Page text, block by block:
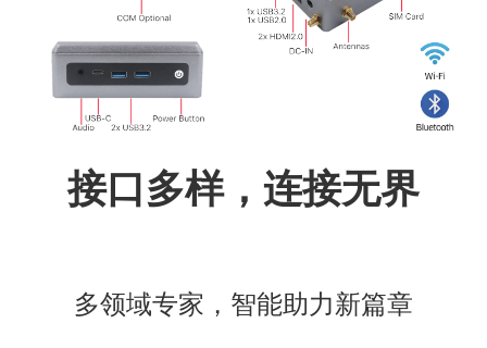
接口多样，连接无界
多领域专家，智能助力新篇章